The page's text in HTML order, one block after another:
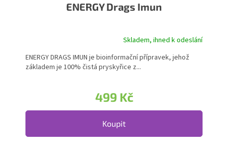
ENERGY Drags Imun
Průměrné hodnocení produktu je 5,0 z 5 hvězdiček.
Skladem, ihned k odeslání
499 Kč
Koupit
ENERGY DRAGS IMUN je bioinformační přípravek, jehož
základem je 100% čistá pryskyřice z...